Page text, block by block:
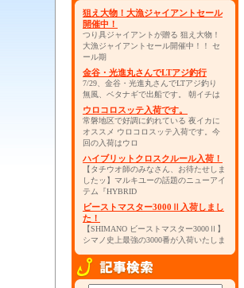
狙え大物！大漁ジャイアントセール
開催中！
つり具ジャイアントが贈る 狙え大物！
大漁ジャイアントセール開催中！！ セ
ール期
金谷・光進丸さんでLTアジ釣行
7/29、金谷・光進丸さんでLTアジ釣り
無風、ベタナギで出船です。 朝イチは
ウロコロスッテ入荷です。
常磐地区で好調に釣れている 夜イカに
オススメ ウロコロスッテ入荷です。今
回の入荷はウロ
ハイブリットクロスクルール入荷！
【タチウオ師のみなさん、お待たせしま
したッ】マルキユーの話題のニューアイ
テム『HYBRID
ビーストマスター3000Ⅱ入荷しまし
た！
【SHIMANO ビーストマスター3000Ⅱ】
シマノ史上最強の3000番が入荷いたしま